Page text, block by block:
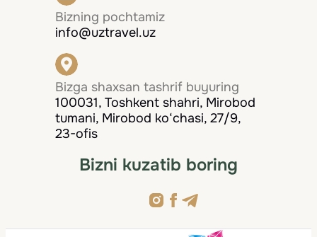
Bizning pochtamiz
info@uztravel.uz
Bizga shaxsan tashrif buyuring
100031, Toshkent shahri, Mirobod
tumani, Mirobod ko‘chasi, 27/9,
23-ofis
Bizni kuzatib boring